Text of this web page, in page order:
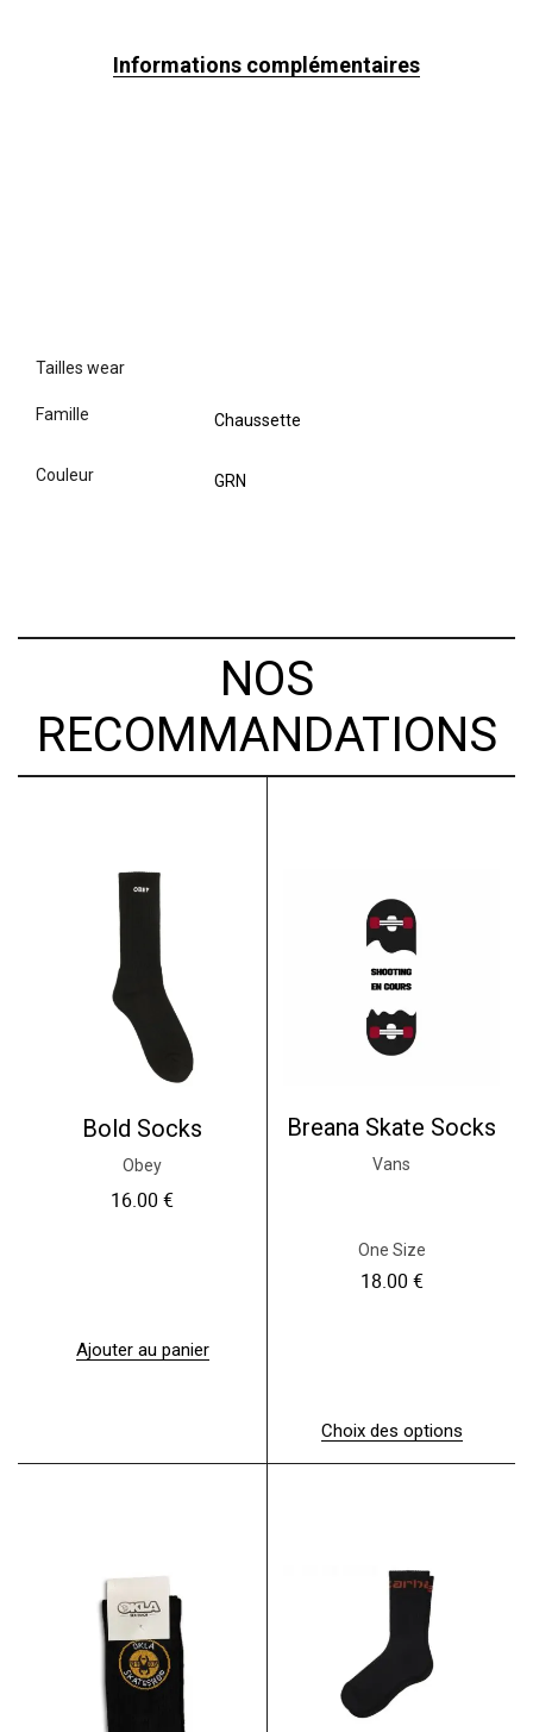
Informations complémentaires
tailles wear
famille Chaussette
couleur GRN
NOS
RECOMMANDATIONS
Bold Socks
Obey
16.00 €
Ajouter au panier
Breana Skate Socks
Vans
One Size
18.00 €
Choix des options
e
u
u